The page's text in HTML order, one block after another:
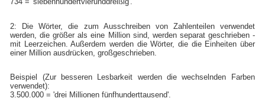
2: Die Wörter, die zum Ausschreiben von Zahlenteilen verwendet
werden, die größer als eine Million sind, werden separat geschrieben -
mit Leerzeichen. Außerdem werden die Wörter, die die Einheiten über
einer Million ausdrücken, großgeschrieben.
Beispiel (Zur besseren Lesbarkeit werden die wechselnden Farben
verwendet):
3.500.000 = 'drei Millionenfünfhunderttausend'.